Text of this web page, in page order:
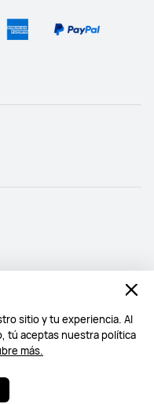
sitio y tu experiencia. Al
tú aceptas nuestra política
más.